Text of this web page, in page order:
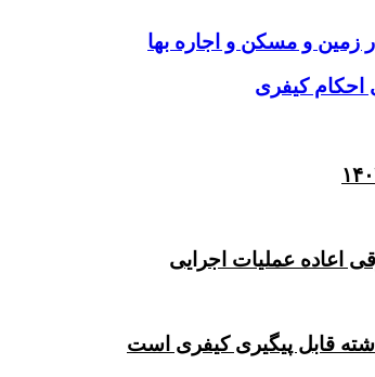
زمین و مسکن و اجاره بها
احکام کیفری
اعاده عملیات اجرایی
قابل پیگیری کیفری است